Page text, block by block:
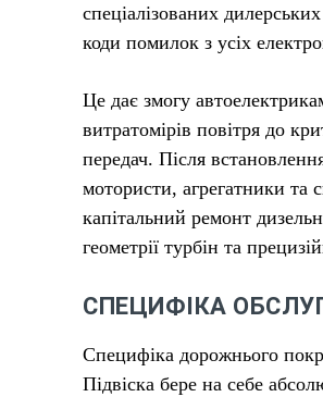
спеціалізованих
коди помилок з усіх
Це дає змогу
витратомірів повітря до
передач. Після
мотористи, агрегатники та
капітальний ремонт
геометрії турбін та
СПЕЦИФІКА
Специфіка дорожнього
Підвіска бере на себе